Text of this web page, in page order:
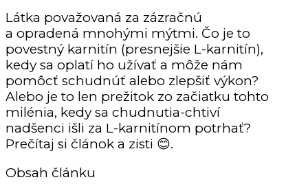
Látka považovaná za zázračnú
a opradená mnohými mýtmi. Čo je to
povestný karnitín (presnejšie L-karnitín),
kedy sa oplatí ho užívať a môže nám
pomôcť schudnúť alebo zlepšiť výkon?
Alebo je to len prežitok zo začiatku tohto
milénia, kedy sa chudnutia-chtiví
nadšenci išli za L-karnitínom potrhať?
Prečítaj si článok a zisti 😊.
Obsah článku